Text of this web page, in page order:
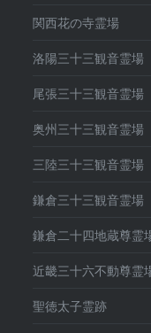
関西花の寺霊場
洛陽三十三観音霊場
尾張三十三観音霊場
奥州三十三観音霊場
三陸三十三観音霊場
鎌倉三十三観音霊場
鎌倉二十四地蔵尊霊
近畿三十六不動尊霊
聖徳太子霊跡